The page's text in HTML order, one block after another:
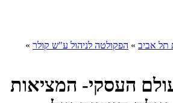
תל אביב » הפקולטה לניהול ע"ש קולר »
העסקי- המציאות